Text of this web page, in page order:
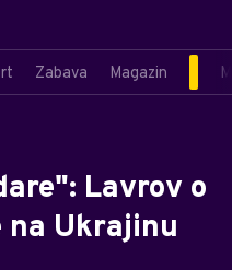
Zabava Magazin
Lavrov o
na Ukrajinu